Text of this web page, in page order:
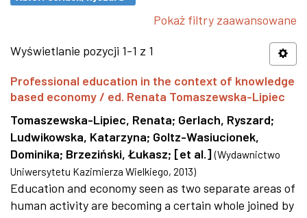
Pokaż filtry zaawansowane
Wyświetlanie pozycji 1-1 z 1
Professional education in the context of knowledge
based economy / ed. Renata Tomaszewska-Lipiec
Tomaszewska-Lipiec, Renata; Gerlach, Ryszard;
Ludwikowska, Katarzyna; Goltz-Wasiucionek,
Dominika; Brzeziński, Łukasz; [et al.] (Wydawnictwo
Uniwersytetu Kazimierza Wielkiego, 2013)
Education and economy seen as two separate areas of
human activity are becoming a certain whole joined by